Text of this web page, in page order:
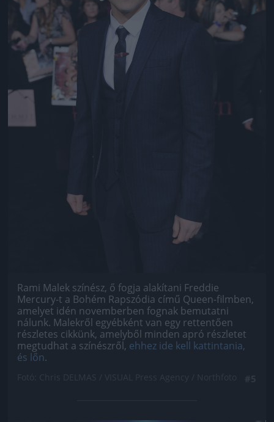
Rami Malek színész, ő fogja alakítani Freddie
Mercury-t a Bohém Rapszódia című Queen-filmben,
amelyet idén novemberben fognak bemutatni
nálunk. Malekről egyébként van egy rettentően
részletes cikkünk, amelyből minden apró részletet
megtudhat a színészről, ehhez ide kell kattintania,
és lőn.